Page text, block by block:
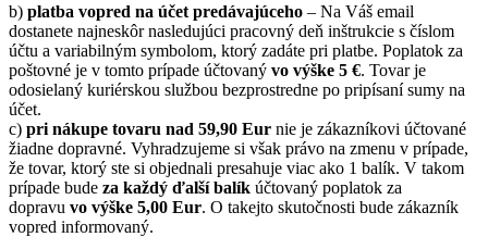
b) platba vopred na účet predávajúceho – Na Váš email
dostanete najneskôr nasledujúci pracovný deň inštrukcie s číslom
účtu a variabilným symbolom, ktorý zadáte pri platbe. Poplatok za
poštovné je v tomto prípade účtovaný vo výške 5 €. Tovar je
odosielaný kuriérskou službou bezprostredne po pripísaní sumy na
účet.
c) pri nákupe tovaru nad 59,90 Eur nie je zákazníkovi účtované
žiadne dopravné. Vyhradzujeme si však právo na zmenu v prípade,
že tovar, ktorý ste si objednali presahuje viac ako 1 balík. V takom
prípade bude za každý ďalší balík účtovaný poplatok za
dopravu vo výške 5,00 Eur. O takejto skutočnosti bude zákazník
vopred informovaný.